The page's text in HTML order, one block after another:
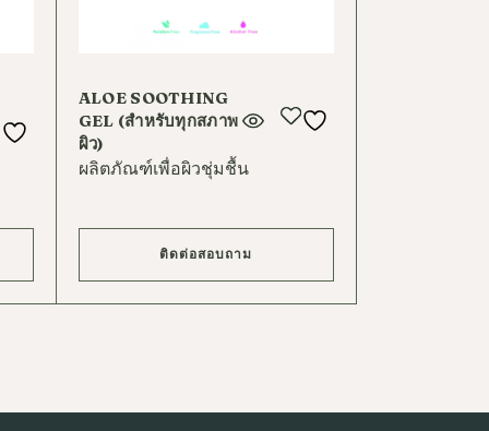
ALOE SOOTHING
GEL (สำหรับทุกสภาพ
ผิว)
ผลิตภัณฑ์เพื่อผิวชุ่มชื้น
ติดต่อสอบถาม